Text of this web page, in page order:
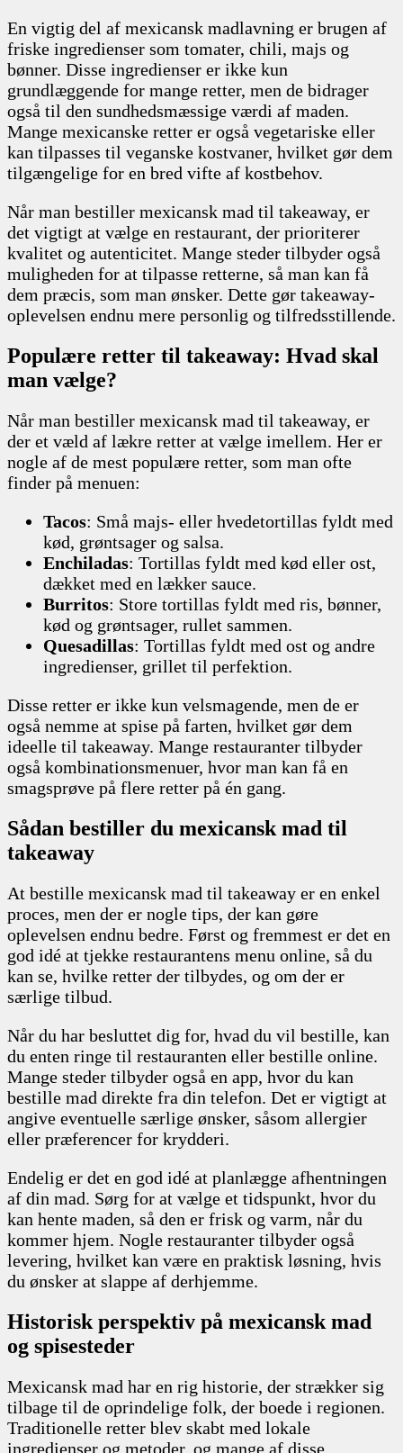
En vigtig del af mexicansk madlavning er brugen af
friske ingredienser som tomater, chili, majs og
bønner. Disse ingredienser er ikke kun
grundlæggende for mange retter, men de bidrager
også til den sundhedsmæssige værdi af maden.
Mange mexicanske retter er også vegetariske eller
kan tilpasses til veganske kostvaner, hvilket gør dem
tilgængelige for en bred vifte af kostbehov.
Når man bestiller mexicansk mad til takeaway, er
det vigtigt at vælge en restaurant, der prioriterer
kvalitet og autenticitet. Mange steder tilbyder også
muligheden for at tilpasse retterne, så man kan få
dem præcis, som man ønsker. Dette gør takeaway-
oplevelsen endnu mere personlig og tilfredsstillende.
Populære retter til takeaway: Hvad skal
man vælge?
Når man bestiller mexicansk mad til takeaway, er
der et væld af lækre retter at vælge imellem. Her er
nogle af de mest populære retter, som man ofte
finder på menuen:
Tacos: Små majs- eller hvedetortillas fyldt med
kød, grøntsager og salsa.
Enchiladas: Tortillas fyldt med kød eller ost,
dækket med en lækker sauce.
Burritos: Store tortillas fyldt med ris, bønner,
kød og grøntsager, rullet sammen.
Quesadillas: Tortillas fyldt med ost og andre
ingredienser, grillet til perfektion.
Disse retter er ikke kun velsmagende, men de er
også nemme at spise på farten, hvilket gør dem
ideelle til takeaway. Mange restauranter tilbyder
også kombinationsmenuer, hvor man kan få en
smagsprøve på flere retter på én gang.
Sådan bestiller du mexicansk mad til
takeaway
At bestille mexicansk mad til takeaway er en enkel
proces, men der er nogle tips, der kan gøre
oplevelsen endnu bedre. Først og fremmest er det en
god idé at tjekke restaurantens menu online, så du
kan se, hvilke retter der tilbydes, og om der er
særlige tilbud.
Når du har besluttet dig for, hvad du vil bestille, kan
du enten ringe til restauranten eller bestille online.
Mange steder tilbyder også en app, hvor du kan
bestille mad direkte fra din telefon. Det er vigtigt at
angive eventuelle særlige ønsker, såsom allergier
eller præferencer for krydderi.
Endelig er det en god idé at planlægge afhentningen
af din mad. Sørg for at vælge et tidspunkt, hvor du
kan hente maden, så den er frisk og varm, når du
kommer hjem. Nogle restauranter tilbyder også
levering, hvilket kan være en praktisk løsning, hvis
du ønsker at slappe af derhjemme.
Historisk perspektiv på mexicansk mad
og spisesteder
Mexicansk mad har en rig historie, der strækker sig
tilbage til de oprindelige folk, der boede i regionen.
Traditionelle retter blev skabt med lokale
ingredienser og metoder, og mange af disse